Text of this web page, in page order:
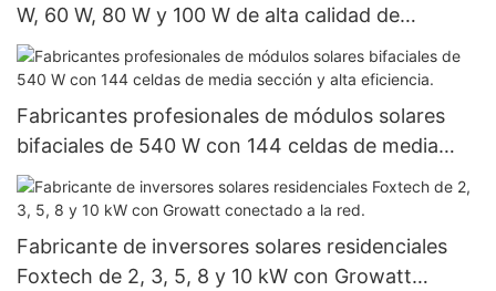
W, 60 W, 80 W y 100 W de alta calidad de
Foxtech para proyectos gubernamentales.
Fabricantes profesionales de módulos solares
bifaciales de 540 W con 144 celdas de media
sección y alta eficiencia.
Fabricante de inversores solares residenciales
Foxtech de 2, 3, 5, 8 y 10 kW con Growatt